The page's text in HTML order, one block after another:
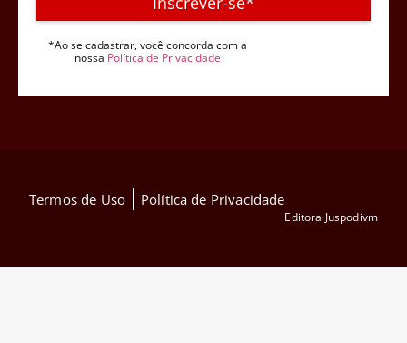
*Ao se cadastrar, você concorda com a
nossa Política de Privacidade
Termos de Uso Política de Privacidade
Editora Juspodivm